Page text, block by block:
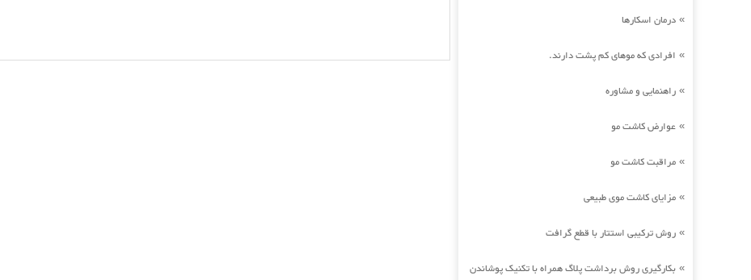
» درمان اسکارها
» افرادی که موهای کم پشت دارند.
» راهنمایی و مشاوره
» عوارض کاشت مو
» مراقبت کاشت مو
» مزایای کاشت موی طبیعی
» روش ترکیبی استتار با قطع گرافت
» بکارگیری روش برداشت پلاگ همراه با تکنیک پوشاندن